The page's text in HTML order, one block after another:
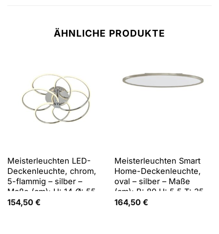
ÄHNLICHE PRODUKTE
Meisterleuchten LED-
Deckenleuchte, chrom,
5-flammig – silber –
Maße (cm): H: 14 Ø: 55
154,50 €
Meisterleuchten Smart
Home-Deckenleuchte,
oval – silber – Maße
(cm): B: 80 H: 5,5 T: 35
164,50 €